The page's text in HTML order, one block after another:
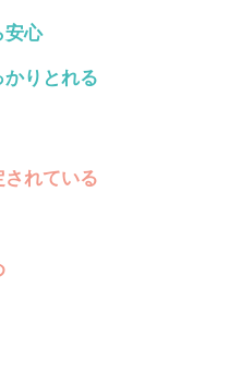
安心
りとれる
れている